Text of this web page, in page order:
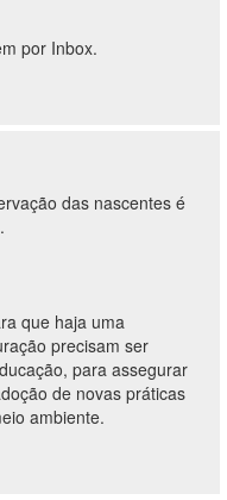
por Inbox.
das nascentes é
que haja uma
precisam ser
para assegurar
de novas práticas
ambiente.